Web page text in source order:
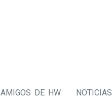
AMIGOS DE HW NOTICIAS